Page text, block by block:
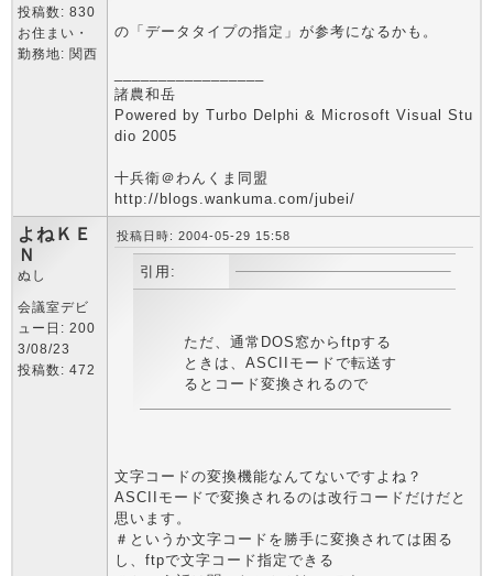
投稿数: 830
お住まい・
勤務地: 関西
の「データタイプの指定」が参考になるかも。
諸農和岳
Powered by Turbo Delphi & Microsoft Visual Stu
dio 2005
十兵衛＠わんくま同盟
http://blogs.wankuma.com/jubei/
よねＫＥ
Ｎ
ぬし
会議室デビ
ュー日: 200
3/08/23
投稿数: 472
投稿日時: 2004-05-29 15:58
引用:
ただ、通常DOS窓からftpする
ときは、ASCIIモードで転送す
るとコード変換されるので
文字コードの変換機能なんてないですよね？
ASCIIモードで変換されるのは改行コードだけだと
思います。
＃というか文字コードを勝手に変換されては困る
し、ftpで文字コード指定できる